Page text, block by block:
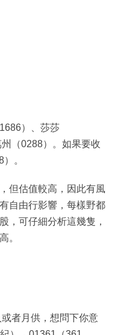
）、莎莎
（0288）。如果要收
。
但估值較高，因此有風
自由行影響，每樣野都
，可仔細分析這幾隻，
。
者月供，想問下你意